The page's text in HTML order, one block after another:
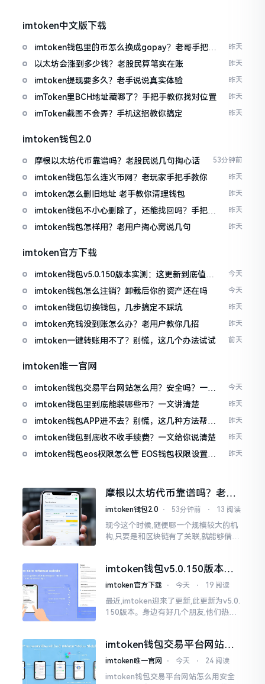
imtoken中文版下载
imtoken钱包里的币怎么换成gopay？老哥手把手
教你
昨天
以太坊会涨到多少钱？老股民算笔实在账 昨天
imtoken提现要多久？老手说说真实体验 昨天
imToken里BCH地址藏哪了？手把手教你找对位置 昨天
imToken截图不会弄？手机这招教你搞定 昨天
imtoken钱包2.0
摩根以太坊代币靠谱吗？老股民说几句掏心话 53分钟前
imtoken钱包怎么连火币网？老玩家手把手教你 昨天
imtoken怎么删旧地址 老手教你清理钱包 昨天
imtoken钱包不小心删除了，还能找回吗？手把手
教你恢复
昨天
imtoken钱包怎样用？老用户掏心窝说几句 昨天
imtoken官方下载
imtoken钱包v5.0.150版本实测：这更新到底值不
值得升
今天
imtoken钱包怎么注销？卸载后你的资产还在吗 今天
imtoken钱包切换钱包，几步搞定不踩坑 昨天
imtoken充钱没到账怎么办？老用户教你几招 昨天
imtoken一键转账用不了？别慌，这几个办法试试 前天
imtoken唯一官网
imtoken钱包交易平台网站怎么用？安全吗？一文
讲清真实功能
今天
imtoken钱包里到底能装哪些币？一文讲清楚 昨天
imtoken钱包APP进不去？别慌，这几种方法帮你
快速解决
昨天
imtoken钱包到底收不收手续费？一文给你说清楚 昨天
imtoken钱包eos权限怎么管 EOS钱包权限设置方
昨天
摩根以太坊代币靠谱吗？老股
民说几句掏心话
imtoken钱包2.0 ⋅ 53分钟前 ⋅ 13 阅读
现今这个时候,随便哪一个规模较大的机
构,只要是和区块链有了关联,就能够借着
imtoken钱包v5.0.150版本实
测：这更新到底值不值得升
imtoken官方下载 ⋅ 今天 ⋅ 19 阅读
最近,imtoken迎来了更新,此更新为v5.0.
150版本。身边有好几个朋友,他们热衷
imtoken钱包交易平台网站怎
么用？安全吗？一文讲清真实
imtoken唯一官网 ⋅ 今天 ⋅ 24 阅读
imtoken钱包交易平台网站怎么用安全